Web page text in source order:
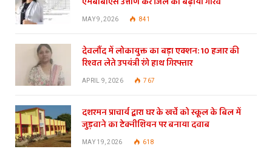
MAY 9, 2026 841
देवलौंद में लोकायुक्त का बड़ा एक्शन: 10 हजार की
रिश्वत लेते उपयंत्री रंगे हाथ गिरफ्तार
APRIL 9, 2026 767
दशरमन प्राचार्य द्वारा घर के खर्चे को स्कूल के बिल में
जुड़वाने का टेक्नीशियन पर बनाया दवाब
MAY 19, 2026 618